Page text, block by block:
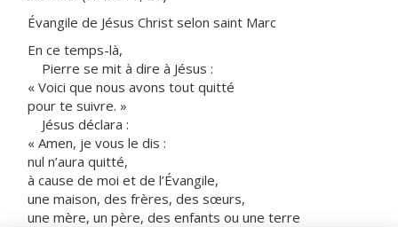
Évangile de Jésus Christ selon saint Marc
En ce temps-là,
Pierre se mit à dire à Jésus :
« Voici que nous avons tout quitté
pour te suivre. »
Jésus déclara :
« Amen, je vous le dis :
nul n’aura quitté,
à cause de moi et de l’Évangile,
une maison, des frères, des sœurs,
une mère, un père, des enfants ou une terre